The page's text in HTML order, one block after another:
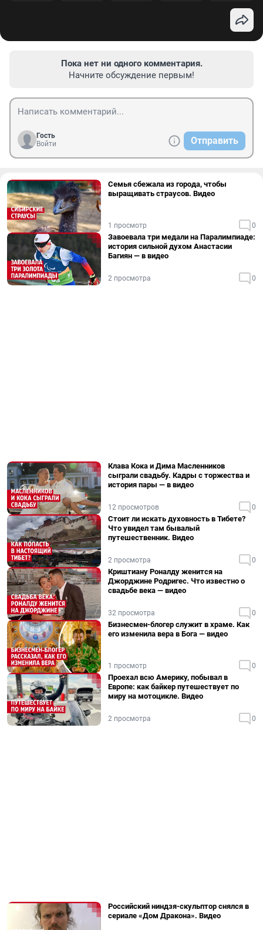
Пока нет ни одного комментария.
Начните обсуждение первым!
Гость
Войти
Отправить
Семья сбежала из города, чтобы
выращивать страусов. Видео
1 просмотр 0
Завоевала три медали на Паралимпиаде:
история сильной духом Анастасии
Багиян — в видео
2 просмотра 0
Клава Кока и Дима Масленников
сыграли свадьбу. Кадры с торжества и
история пары — в видео
12 просмотров 0
Стоит ли искать духовность в Тибете?
Что увидел там бывалый
путешественник. Видео
2 просмотра 0
Криштиану Роналду женится на
Джорджине Родригес. Что известно о
свадьбе века — видео
32 просмотра 0
Бизнесмен-блогер служит в храме. Как
его изменила вера в Бога — видео
1 просмотр 0
Проехал всю Америку, побывал в
Европе: как байкер путешествует по
миру на мотоцикле. Видео
2 просмотра 0
Российский ниндзя-скульптор снялся в
сериале «Дом Дракона». Видео